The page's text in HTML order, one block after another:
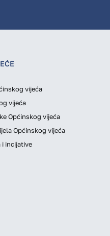
vijeća
vijeća
Općinskog vijeća
Općinskog vijeća
i incijative